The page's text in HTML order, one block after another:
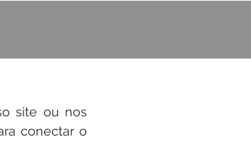
site ou nos
conectar o